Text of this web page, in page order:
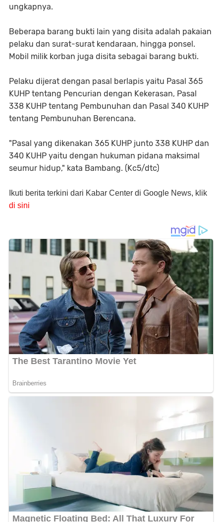
ungkapnya.
Beberapa barang bukti lain yang disita adalah pakaian
pelaku dan surat-surat kendaraan, hingga ponsel.
Mobil milik korban juga disita sebagai barang bukti.
Pelaku dijerat dengan pasal berlapis yaitu Pasal 365
KUHP tentang Pencurian dengan Kekerasan, Pasal
338 KUHP tentang Pembunuhan dan Pasal 340 KUHP
tentang Pembunuhan Berencana.
"Pasal yang dikenakan 365 KUHP junto 338 KUHP dan
340 KUHP yaitu dengan hukuman pidana maksimal
seumur hidup," kata Bambang. (Kc5/dtc)
Ikuti berita terkini dari Kabar Center di Google News, klik
di sini